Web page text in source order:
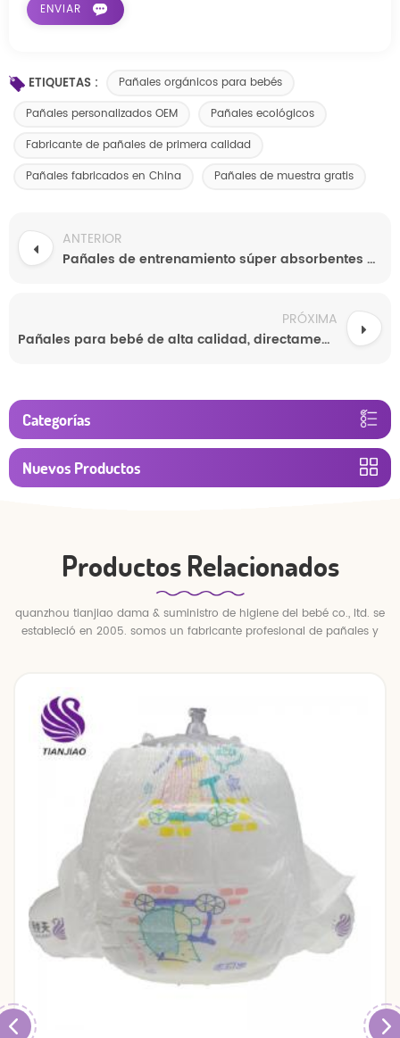
ETIQUETAS :
Pañales orgánicos para bebés
Pañales personalizados OEM
Pañales ecológicos
Fabricante de pañales de primera calidad
Pañales fabricados en China
Pañales de muestra gratis
ANTERIOR
Pañales de entrenamiento súper absorbentes de primera calidad para bebés con tecnología SAP japonesa. Se aceptan pedidos OEM personalizados con muestras gratuitas de fábricas mayoristas.
PRÓXIMA
Pañales para bebé de alta calidad, directamente de fábrica: suaves, delicados con la piel, a prueba de fugas y con absorción nocturna. Disponibles para venta al por mayor y personalización OEM.
Categorías
Nuevos Productos
Productos Relacionados
quanzhou tianjiao dama & suministro de higiene del bebé co., ltd. se
estableció en 2005. somos un fabricante profesional de pañales y